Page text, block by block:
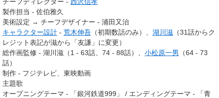
製作担当 - 佐伯雅久
美術設定 → チーフデザイナー - 浦田又治
キャラクター設計 - 荒木伸吾 （初期数話のみ）、 湖川滋 （31話からク
レジット表記が滋から「友謙」に変更）
総作画監修 - 湖川滋（1 - 63話、74 - 88話）、 小松原一男
（64 - 73
話）
制作 - フジテレビ、東映動画
主題歌
オープニングテーマ - 「銀河鉄道999」 / エンディングテーマ - 「青